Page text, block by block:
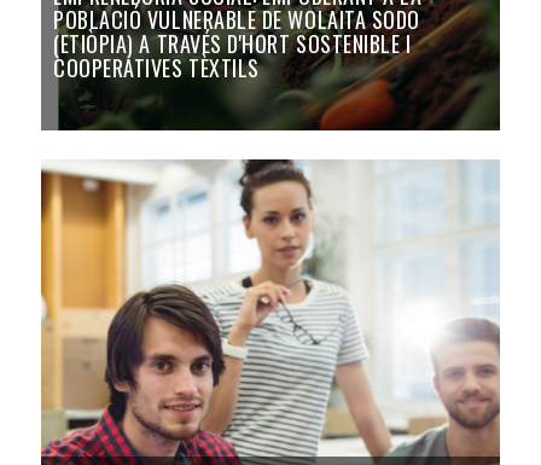
POBLACIÓ VULNERABLE DE WOLAITA SODO
(ETIÒPIA) A TRAVÉS D'HORT SOSTENIBLE I
COOPERATIVES TÈXTILS